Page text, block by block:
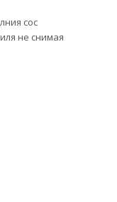
сос
не снимая